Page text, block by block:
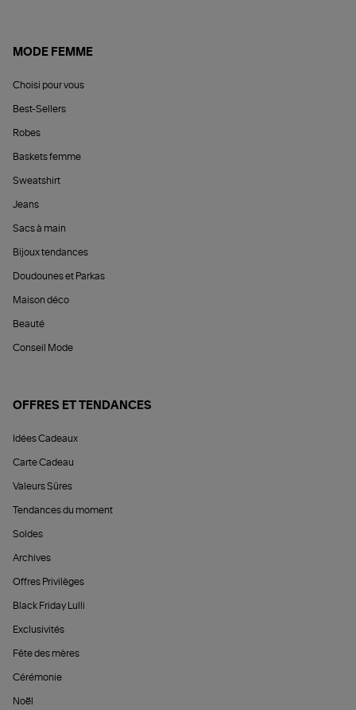
MODE FEMME
Choisi pour vous
Best-Sellers
Robes
Baskets femme
Sweatshirt
Jeans
Sacs à main
Bijoux tendances
Doudounes et Parkas
Maison déco
Beauté
Conseil Mode
OFFRES ET TENDANCES
Idées Cadeaux
Carte Cadeau
Valeurs Sûres
Tendances du moment
Soldes
Archives
Offres Privilèges
Black Friday Lulli
Exclusivités
Fête des mères
Cérémonie
Noël